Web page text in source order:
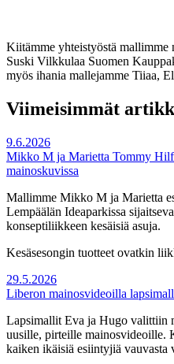
Kiitämme yhteistyöstä
Suski Vilkkulaa Suomen
myös ihania mallejamme Tiiaa,
Viimeisimmät
9.6.2026
Mikko M ja Marietta Tommy
mainoskuvissa
Mallimme Mikko M ja Marietta
Lempäälän Ideaparkissa
konseptiliikkeen kesäisiä asuja.
Kesäsesongin tuotteet ovatkin
29.5.2026
Liberon mainosvideoilla
Lapsimallit Eva ja Hugo valittiin
uusille, pirteille mainosvideoille.
kaiken ikäisiä esiintyjiä vauvasta